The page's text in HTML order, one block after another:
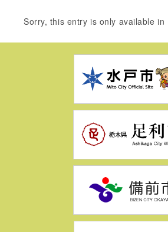
Sorry, this entry is only available in